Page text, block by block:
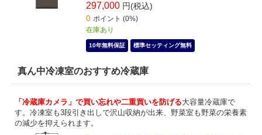
297,000 円(税込)
0 ポイント (0%)
在庫あり
10年無料保証 標準セッティング無料
真ん中冷凍室のおすすめ冷蔵庫
「冷蔵庫カメラ」で買い忘れや二重買いを防げる大容量冷蔵庫で
す。冷凍室も3段引き出しで沢山収納が出来、野菜室も野菜の栄養素
の減少を抑えられます。